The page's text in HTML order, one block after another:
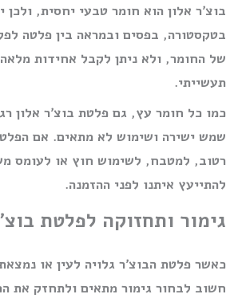
בוצ׳ר אלון הוא חומר טבעי יחסית, ולכן
בטקסטורה, בפסים ובמראה בין פלטה
של החומר, ולא ניתן לקבל אחידות
תעשייתי.
כמו כל חומר עץ, גם פלטת בוצ׳ר אלון
שמש ישירה ושימוש לא מתאים. אם
רטוב, למטבח, לשימוש חוץ או לעומס
להתייעץ איתנו לפני ההזמנה.
גימור ותחזוקה לפלטת
כאשר פלטת הבוצ׳ר גלויה לעין או
חשוב לבחור גימור מתאים ולתחזק את